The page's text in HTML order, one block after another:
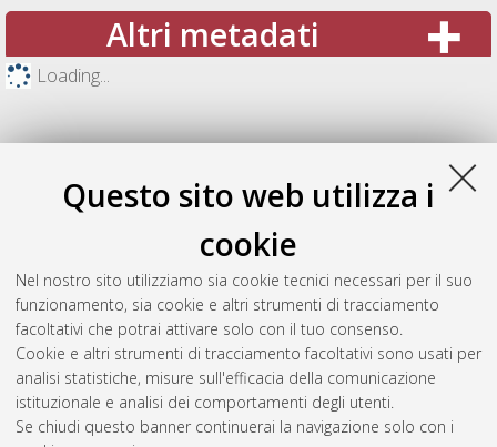
Questo sito web utilizza i
cookie
Nel nostro sito utilizziamo sia cookie tecnici necessari per il suo
funzionamento, sia cookie e altri strumenti di tracciamento
facoltativi che potrai attivare solo con il tuo consenso.
Cookie e altri strumenti di tracciamento facoltativi sono usati per
analisi statistiche, misure sull'efficacia della comunicazione
istituzionale e analisi dei comportamenti degli utenti.
Se chiudi questo banner continuerai la navigazione solo con i
Altri metadati
Loading...
Gestione del documento: